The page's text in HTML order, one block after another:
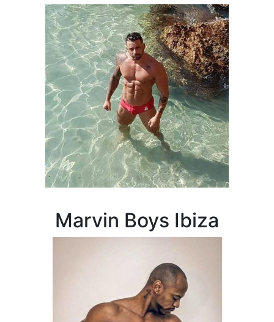
Marvin Boys Ibiza